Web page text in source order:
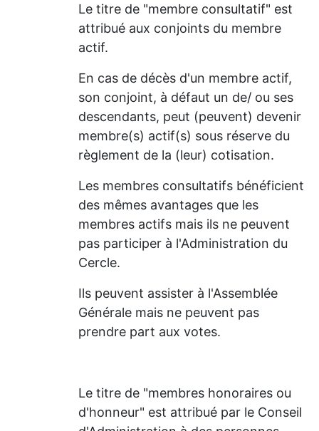
Le titre de "membre consultatif" est
attribué aux conjoints du membre
actif.
En cas de décès d'un membre actif,
son conjoint, à défaut un de/ ou ses
descendants, peut (peuvent) devenir
membre(s) actif(s) sous réserve du
règlement de la (leur) cotisation.
Les membres consultatifs bénéficient
des mêmes avantages que les
membres actifs mais ils ne peuvent
pas participer à l'Administration du
Cercle.
Ils peuvent assister à l'Assemblée
Générale mais ne peuvent pas
prendre part aux votes.
Le titre de "membres honoraires ou
d'honneur" est attribué par le Conseil